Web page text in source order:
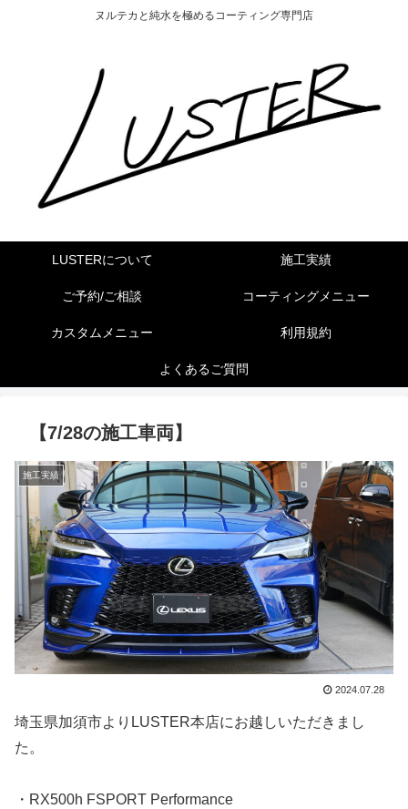
ヌルテカと純水を極めるコーティング専門店
LUSTERについて 施工実績
ご予約/ご相談 コーティングメニュー
カスタムメニュー 利用規約
よくあるご質問
【7/28の施工車両】
施工実績
2024.07.28
埼玉県加須市よりLUSTER本店にお越しいただきまし
た。
・RX500h FSPORT Performance